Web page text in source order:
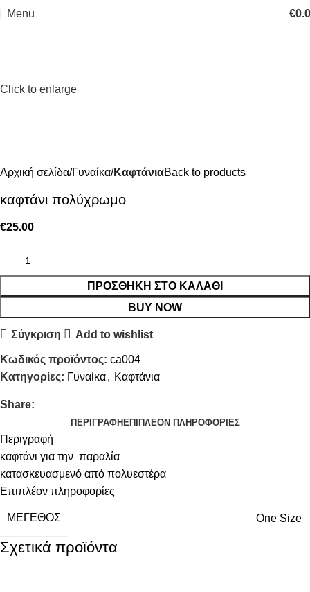
Menu €
Click to enlarge
Αρχική σελίδα Γυναίκα ΚαφτάνιαBack to products
καφτάνι πολύχρωμο
€25.00
ΠΡΟΣΘΉΚΗ ΣΤΟ ΚΑΛΆΘΙ
BUY NOW
Σύγκριση Add to wishlist
Κωδικός προϊόντος: ca004
Κατηγορίες: Γυναίκα, Καφτάνια
Share:
ΠΕΡΙΓΡΑΦΉ ΕΠΙΠΛΈΟΝ ΠΛΗΡΟΦΟΡΊΕΣ
Περιγραφή
καφτάνι για την παραλία
κατασκευασμενό από πολυεστέρα
Επιπλέον πληροφορίες
ΜΈΓΕΘΟΣ One Size
Σχετικά προϊόντα